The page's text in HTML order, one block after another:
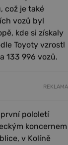
což je také
vozů byl
kde si získaly
Toyoty vzrostl
133 996 vozů.
REKLAMA
pololetí
koncernem
v Kolíně